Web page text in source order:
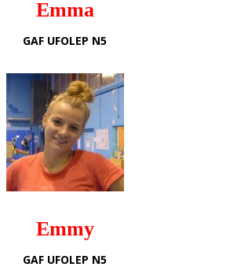
Emma
GAF UFOLEP N5
Emmy
GAF UFOLEP N5